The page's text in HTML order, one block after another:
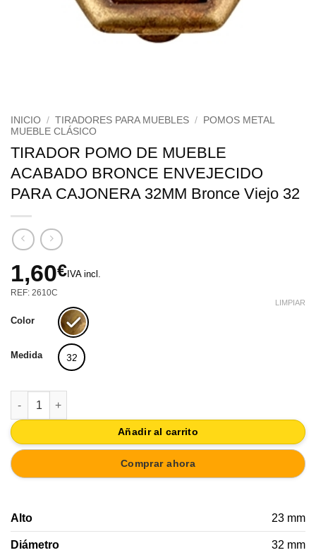
INICIO / TIRADORES PARA MUEBLES /
POMOS METAL
MUEBLE CLÁSICO
TIRADOR POMO DE MUEBLE
ACABADO BRONCE ENVEJECIDO
PARA CAJONERA 32MM Bronce Viejo 32
1,60€ IVA incl.
REF: 2610C
Color
Medida 32
LIMPIAR
TIRADOR POMO DE MUEBLE ACABADO BRONCE
Añadir al carrito
Comprar ahora
Alto 23 mm
Diámetro 32 mm